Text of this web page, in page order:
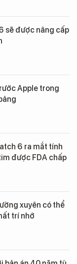
sẽ được nâng cấp
Apple trong
6 ra mắt tính
được FDA chấp
xuyên có thể
trí nhớ